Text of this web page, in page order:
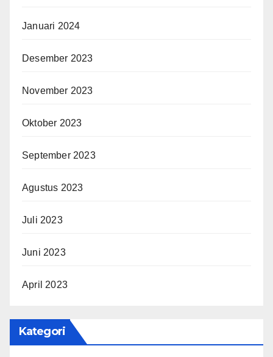
Januari 2024
Desember 2023
November 2023
Oktober 2023
September 2023
Agustus 2023
Juli 2023
Juni 2023
April 2023
Kategori